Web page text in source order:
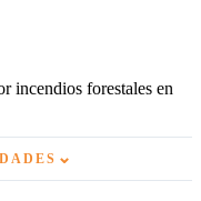
incendios forestales en
⌄